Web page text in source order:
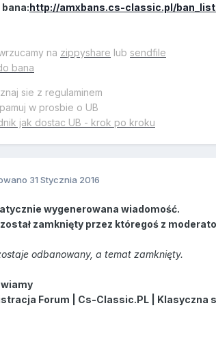
bana:http://amxbans.cs-classic.pl/
na zippyshare lub sendfile
bana
sie z regulaminem
w prosbie o UB
jak dostac UB - krok po kroku
31 Stycznia 2016
wygenerowana wiadomość.
zamknięty przez któregoś z
odbanowany, a temat zamknięty.
Forum | Cs-Classic.PL | Klasyczna